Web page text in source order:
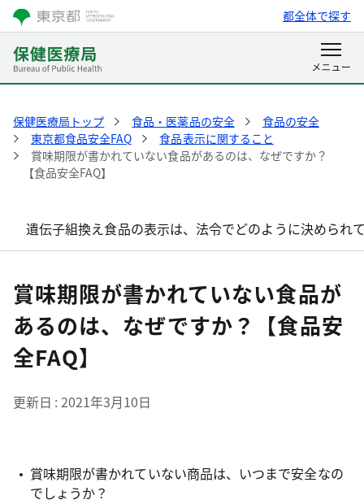
都全体で探す
保健医療局トップ 食品・医薬品の安全
食品の安全
東京都食品安全FAQ
食品表示に関すること
賞味期限が書かれていない食品があるのは、なぜですか？
【食品安全FAQ】
遺伝子組換え食品の表示は、法令でどのように決められ
賞味期限が書かれていない食品が
あるのは、なぜですか？【食品安
全FAQ】
更新日 2021年3月10日
賞味期限が書かれていない商品は、いつまで安全なの
でしょうか？